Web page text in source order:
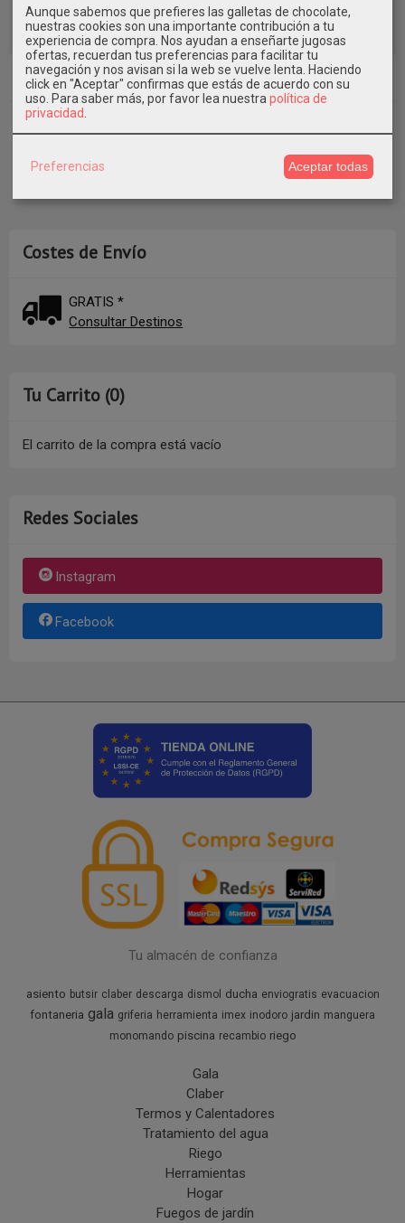
Marcas
Costes de Envío
GRATIS *
Consultar Destinos
Tu Carrito (0)
El carrito de la compra está vacío
Redes Sociales
Instagram
Facebook
Tu almacén de confianza
asiento butsir claber descarga dismol ducha enviogratis evacuacion
fontaneria gala griferia herramienta imex inodoro jardin manguera
monomando piscina recambio riego
Gala
Claber
Termos y Calentadores
Tratamiento del agua
Riego
Herramientas
Hogar
Fuegos de jardín
Aunque sabemos que prefieres las galletas de chocolate,
nuestras cookies son una importante contribución a tu
experiencia de compra. Nos ayudan a enseñarte jugosas
ofertas, recuerdan tus preferencias para facilitar tu
navegación y nos avisan si la web se vuelve lenta. Haciendo
click en "Aceptar" confirmas que estás de acuerdo con su
uso. Para saber más, por favor lea nuestra política de
privacidad
Preferencias Aceptar todas